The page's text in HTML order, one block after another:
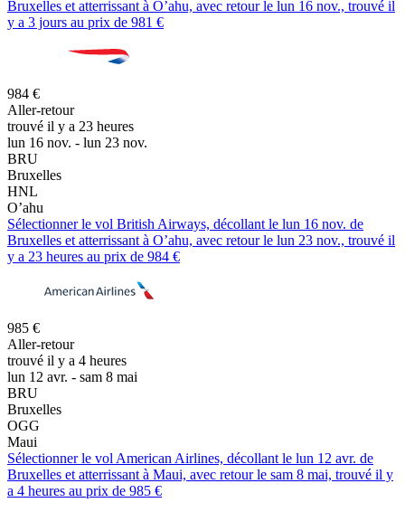
Bruxelles et atterrissant à O’ahu, avec retour le lun 16 nov., trouvé il
y a 3 jours au prix de 981 €
984 €
Aller-retour
trouvé il y a 23 heures
lun 16 nov. - lun 23 nov.
BRU
Bruxelles
HNL
O’ahu
Sélectionner le vol British Airways, décollant le lun 16 nov. de
Bruxelles et atterrissant à O’ahu, avec retour le lun 23 nov., trouvé il
y a 23 heures au prix de 984 €
985 €
Aller-retour
trouvé il y a 4 heures
lun 12 avr. - sam 8 mai
BRU
Bruxelles
OGG
Maui
Sélectionner le vol American Airlines, décollant le lun 12 avr. de
Bruxelles et atterrissant à Maui, avec retour le sam 8 mai, trouvé il y
a 4 heures au prix de 985 €